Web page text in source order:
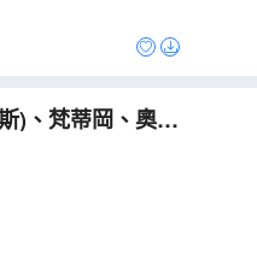
)、梵蒂岡、奧地
馬特山)